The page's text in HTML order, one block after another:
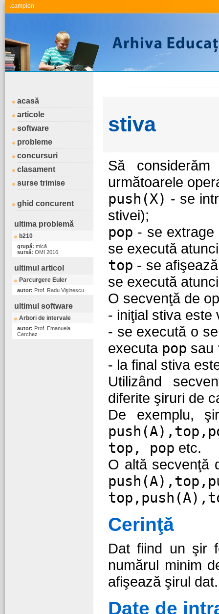
.campion
acasă
articole
software
probleme
concursuri
clasament
surse trimise
ghid concurent
ultima problemă
b210
grupă: mică
sursă: OMI 2016
ultimul articol
Parcurgere Euler
autor: Prof. Radu Vişinescu
ultimul software
Arbori de intervale
autor: Prof. Emanuela
Cerchez
stiva
Să
următoarele
push(X) - se
stivei);
pop - se
se execută
top - se
se execută
O secvenţă de
- iniţial stiva este
- se execută o
executa pop sau
- la final stiva
Utilizând
diferite şiruri de
De exemplu,
top, pop etc.
O altă secvenţă
Cerinţă
Dat fiind un şir
numărul minim
afişează şirul dat.
Date de